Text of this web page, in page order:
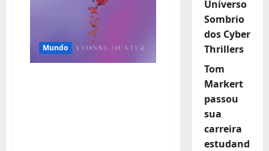
Mundo
Universo
Sombrio
dos Cyber
Thrillers
Tom
Markert
passou
sua
carreira
estudand